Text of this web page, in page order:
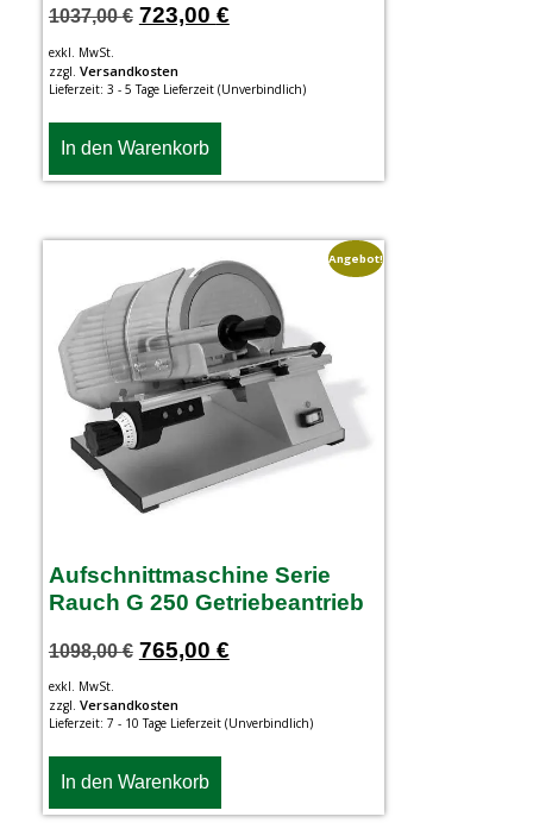
1037,00€ 723,00 €
exkl. MwSt.
zzgl. Versandkosten
Lieferzeit: 3 - 5 Tage Lieferzeit (Unverbindlich)
In den Warenkorb
Angebot!
Aufschnittmaschine Serie
Rauch G 250 Getriebeantrieb
1098,00€ 765,00 €
exkl. MwSt.
zzgl. Versandkosten
Lieferzeit: 7 - 10 Tage Lieferzeit (Unverbindlich)
In den Warenkorb